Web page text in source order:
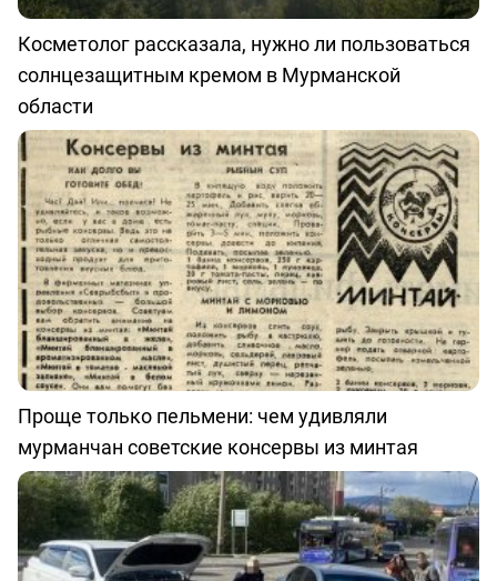
Косметолог рассказала, нужно ли пользоваться
солнцезащитным кремом в Мурманской
области
Проще только пельмени: чем удивляли
мурманчан советские консервы из минтая